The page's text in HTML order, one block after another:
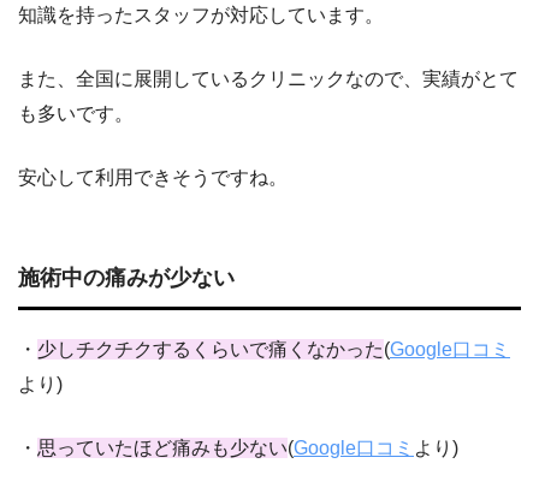
知識を持ったスタッフが対応しています。
また、全国に展開しているクリニックなので、実績がとて
も多いです。
安心して利用できそうですね。
施術中の痛みが少ない
・ 少しチクチクするくらいで痛くなかった(Google口コミ
より)
・ 思っていたほど痛みも少ない(Google口コミ より)